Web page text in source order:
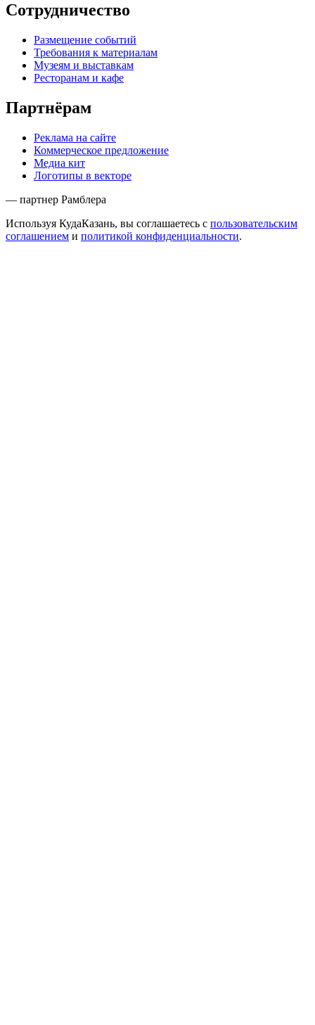
Сотрудничество
Размещение событий
Требования к материалам
Музеям и выставкам
Ресторанам и кафе
Партнёрам
Реклама на сайте
Коммерческое предложение
Медиа кит
Логотипы в векторе
— партнер Рамблера
Используя КудаКазань, вы соглашаетесь с пользовательским
соглашением и политикой конфиденциальности.